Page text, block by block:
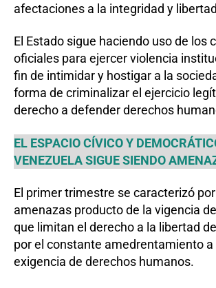
afectaciones a la integridad y
El Estado sigue haciendo uso de los
oficiales para ejercer violencia
fin de intimidar y hostigar a la
forma de criminalizar el ejercicio
derecho a defender derechos
EL ESPACIO CÍVICO Y
VENEZUELA SIGUE SIENDO
El primer trimestre se caracterizó
amenazas producto de la vigencia
que limitan el derecho a la libertad
por el constante amedrentamiento a
exigencia de derechos humanos.